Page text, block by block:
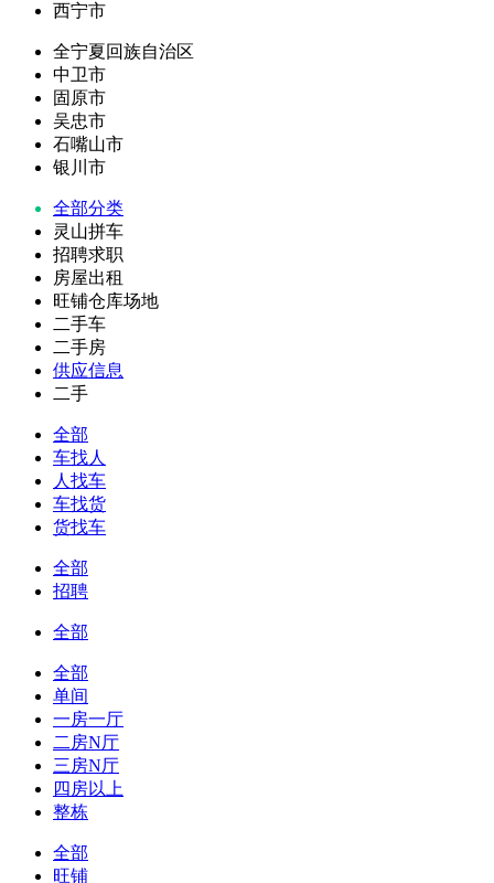
西宁市
全宁夏回族自治区
中卫市
固原市
吴忠市
石嘴山市
银川市
全部分类
灵山拼车
招聘求职
房屋出租
旺铺仓库场地
二手车
二手房
供应信息
二手
全部
车找人
人找车
车找货
货找车
全部
招聘
全部
全部
单间
一房一厅
二房N厅
三房N厅
四房以上
整栋
全部
旺铺